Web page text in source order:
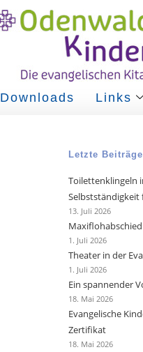
Downloads Links
Letzte Beiträge
Toilettenklingeln
Selbstständigkeit
13. Juli 2026
1. Juli 2026
Theater in der
1. Juli 2026
Ein spannender
18. Mai 2026
Evangelische
Zertifikat
18. Mai 2026